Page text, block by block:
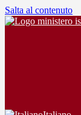
Salta al contenuto